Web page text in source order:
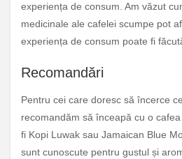
experiența de consum. Am văzut
medicinale ale cafelei scumpe pot
experiența de consum poate fi
Recomandări
Pentru cei care doresc să încerce
recomandăm să înceapă cu o
fi Kopi Luwak sau Jamaican Blue
sunt cunoscute pentru gustul și